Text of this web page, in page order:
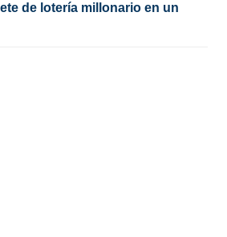
de lotería millonario en un